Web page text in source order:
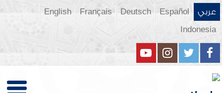
عربي Español
Deutsch
Français
English
Indonesia